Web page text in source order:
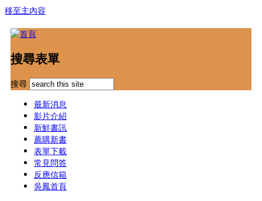
移至主內容
搜尋表單
搜尋
最新消息
影片介紹
新鮮書訊
薦購新書
表單下載
常見問答
反應信箱
吳鳳首頁